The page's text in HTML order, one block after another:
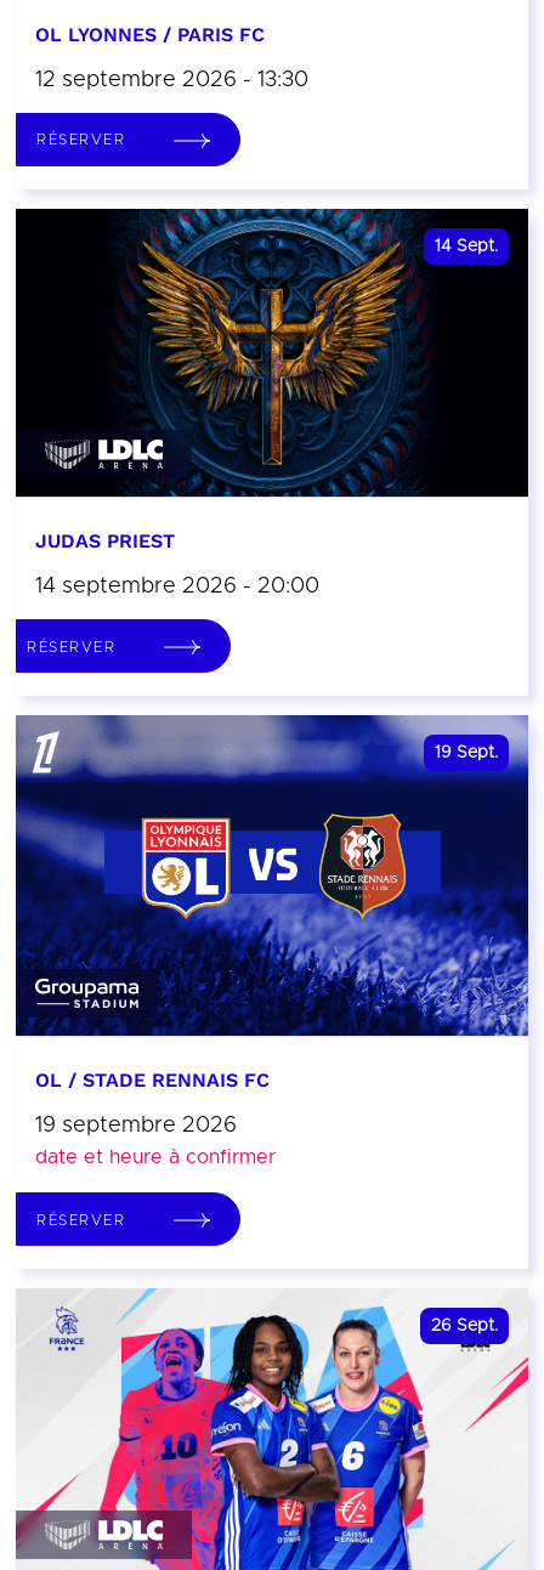
OL LYONNES / PARIS FC
12 septembre 2026 - 13:30
RÉSERVER
14 Sept.
JUDAS PRIEST
14 septembre 2026 - 20:00
RÉSERVER
19 Sept.
OL / STADE RENNAIS FC
19 septembre 2026
date et heure à confirmer
RÉSERVER
26 Sept.